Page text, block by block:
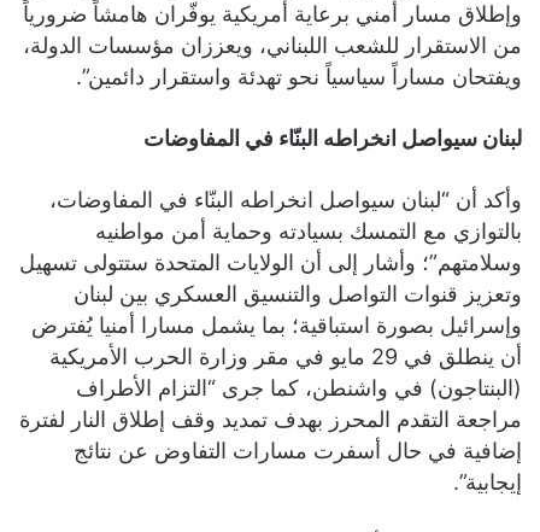
وإطلاق مسار أمني برعاية أمريكية يوفّران هامشاً ضرورياً
من الاستقرار للشعب اللبناني، ويعززان مؤسسات الدولة،
ويفتحان مساراً سياسياً نحو تهدئة واستقرار دائمين”.
لبنان سيواصل انخراطه البنّاء في المفاوضات
وأكد أن “لبنان سيواصل انخراطه البنّاء في المفاوضات،
بالتوازي مع التمسك بسيادته وحماية أمن مواطنيه
وسلامتهم”؛ وأشار إلى أن الولايات المتحدة ستتولى تسهيل
وتعزيز قنوات التواصل والتنسيق العسكري بين لبنان
وإسرائيل بصورة استباقية؛ بما يشمل مسارا أمنيا يُفترض
أن ينطلق في 29 مايو في مقر وزارة الحرب الأمريكية
(البنتاجون) في واشنطن، كما جرى “التزام الأطراف
مراجعة التقدم المحرز بهدف تمديد وقف إطلاق النار لفترة
إضافية في حال أسفرت مسارات التفاوض عن نتائج
إيجابية”.